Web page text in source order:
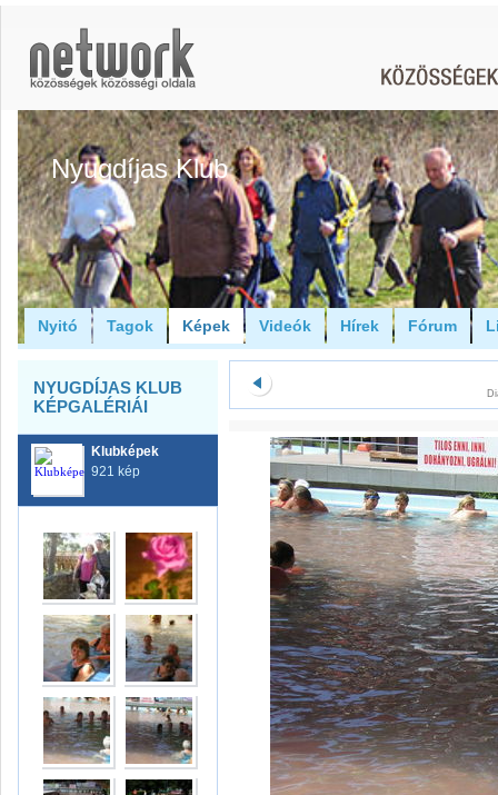
Nyugdíjas Klub
Nyitó Tagok Képek Videók Hírek Fórum
NYUGDÍJAS KLUB
KÉPGALÉRIÁI
Klubképek
921 kép